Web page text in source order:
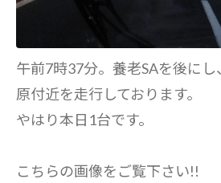
午前7時37分。養老SAを後に
原付近を走行しております。
やはり本日1台です。
こちらの画像をご覧下さい!!